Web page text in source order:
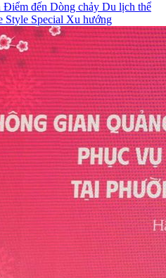
Điểm đến Dòng chảy Du lịch thể
Style Special Xu hướng